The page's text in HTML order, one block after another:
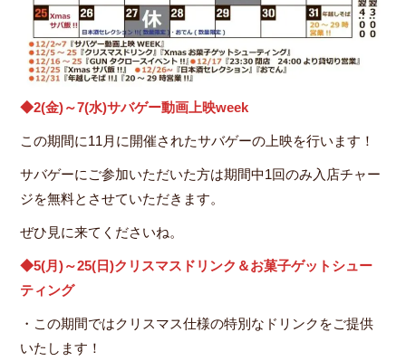
◆2(金)～7(水)サバゲー動画上映week
この期間に11月に開催されたサバゲーの上映を行います！
サバゲーにご参加いただいた方は期間中1回のみ入店チャー
ジを無料とさせていただきます。
ぜひ見に来てくださいね。
◆5(月)～25(日)クリスマスドリンク＆お菓子ゲットシュー
ティング
・この期間ではクリスマス仕様の特別なドリンクをご提供
いたします！